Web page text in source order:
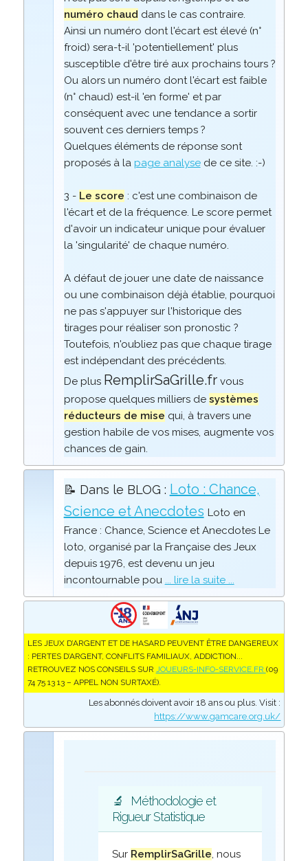
numéro chaud dans le cas contraire.
Ainsi un numéro dont l'écart est élevé (n°
froid) sera-t-il 'potentiellement' plus
susceptible d'être tiré aux prochains tours ?
Ou alors un numéro dont l'écart est faible
(n° chaud) est-il 'en forme' et par
conséquent avec une tendance a sortir
souvent ces derniers temps ?
Quelques éléments de réponse sont
proposés à la page analysede ce site. :-)
3 - Le score : c'est une combinaison de
l'écart et de la fréquence. Le score permet
d'avoir un indicateur unique pour évaluer
la 'singularité' de chaque numéro.
A défaut de jouer une date de naissance
ou une combinaison déjà établie, pourquoi
ne pas s'appuyer sur l'historique des
tirages pour réaliser son pronostic ?
Toutefois, n'oubliez pas que chaque tirage
est indépendant des précédents.
De plus RemplirSaGrille.frvous
propose quelques milliers de systèmes
réducteurs de mise qui, à travers une
gestion habile de vos mises, augmente vos
chances de gain.
📝 Dans le BLOG : Loto : Chance,
Science et Anecdotes Loto en
France : Chance, Science et Anecdotes Le
loto, organisé par la Française des Jeux
depuis 1976, est devenu un jeu
incontournable pou ... lire la suite ...
LES JEUX D’ARGENT ET DE HASARD PEUVENT ÊTRE DANGEREUX
: PERTES D’ARGENT, CONFLITS FAMILIAUX, ADDICTION...
RETROUVEZ NOS CONSEILS SUR JOUEURS-INFO-SERVICE.FR (09
74 75 13 13 – APPEL NON SURTAXÉ).
Les abonnés doivent avoir 18 ans ou plus. Visit :
https://www.gamcare.org.uk/
🔬
Méthodologie et
Rigueur Statistique
Sur RemplirSaGrille, nous